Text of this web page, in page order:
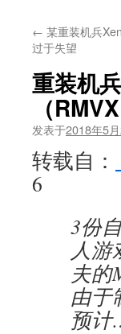
← 某重装机兵
过于失望
重装机
（
发表于2018年5
转载自：
6
3份
人游
夫的
由于
预